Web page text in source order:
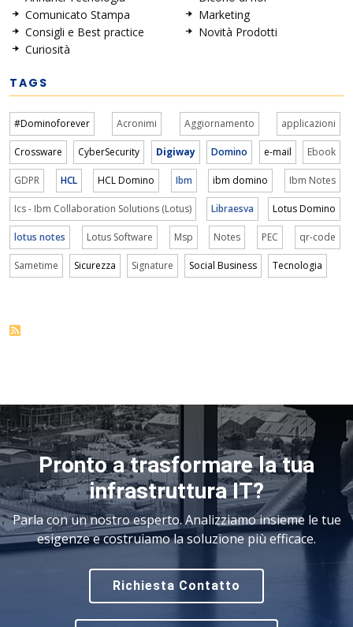
Comunicato Stampa
Consigli e Best practice
Curiosità
Marketing
Novità Prodotti
TAGS
#Dominoforever Acronimi Aggiornamento applicazioni
Crossware CyberSecurity Digiway Domino e-mail Ebook
GDPR HCL HCL Domino Ibm ibm domino Ibm Notes
Ics - Ibm Collaboration Solutions (Lotus) Libraesva Lotus Domino
lotus notes Lotus Software Msp Notes PEC qr-code
Sametime Sicurezza Signature Social Business Tecnologia
Pronto a trasformare la tua
infrastruttura IT?
Parla con un nostro esperto. Analizziamo insieme le tue
esigenze e costruiamo la soluzione più efficace.
Richiesta Contatto